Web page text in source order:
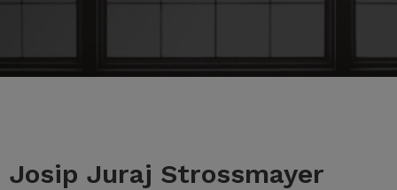
Josip Juraj Strossmayer